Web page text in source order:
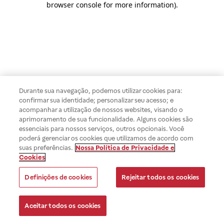
browser console for more information).
Durante sua navegação, podemos utilizar cookies para:
confirmar sua identidade; personalizar seu acesso; e
acompanhar a utilização de nossos websites, visando o
aprimoramento de sua funcionalidade. Alguns cookies são
essenciais para nossos serviços, outros opcionais. Você
poderá gerenciar os cookies que utilizamos de acordo com
suas preferências. Nossa Política de Privacidade e
Cookies
Definições de cookies Rejeitar todos os cookies
Aceitar todos os cookies